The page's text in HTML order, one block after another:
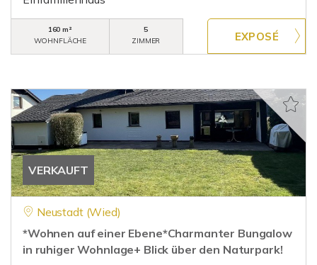
160 m²
WOHNFLÄCHE
5
ZIMMER
VERKAUFT
Neustadt (Wied)
*Wohnen auf einer Ebene*Charmanter Bungalow
in ruhiger Wohnlage+ Blick über den Naturpark!